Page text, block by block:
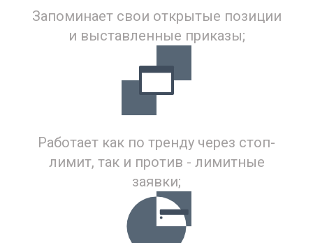
Запоминает свои открытые позиции
и выставленные приказы;
Работает как по тренду через стоп-
лимит, так и против - лимитные
заявки;